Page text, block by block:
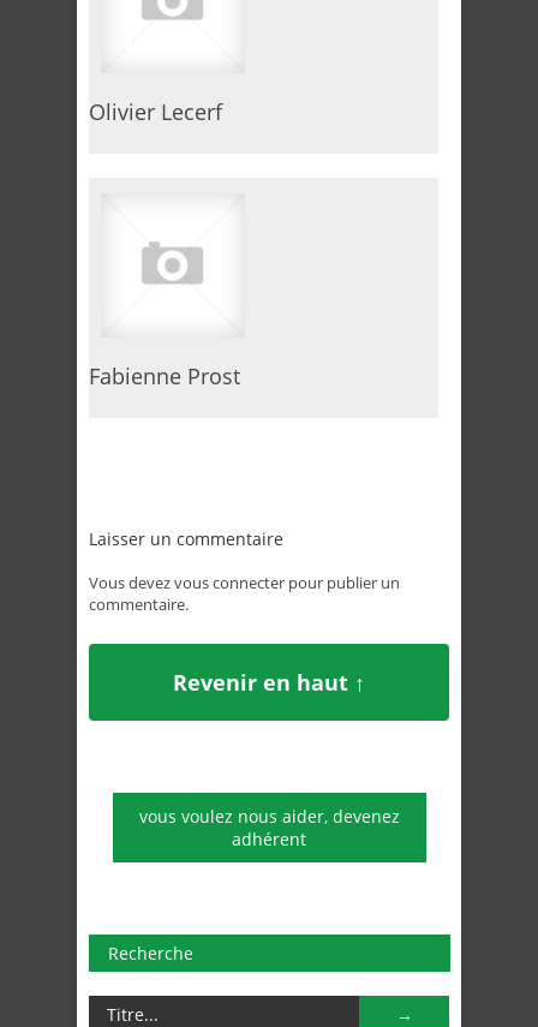
Olivier Lecerf
Fabienne Prost
Laisser un commentaire
Vous devezvous connecter pour publier un
commentaire.
Revenir en haut ↑
vous voulez nous aider, devenez
adhérent
Recherche